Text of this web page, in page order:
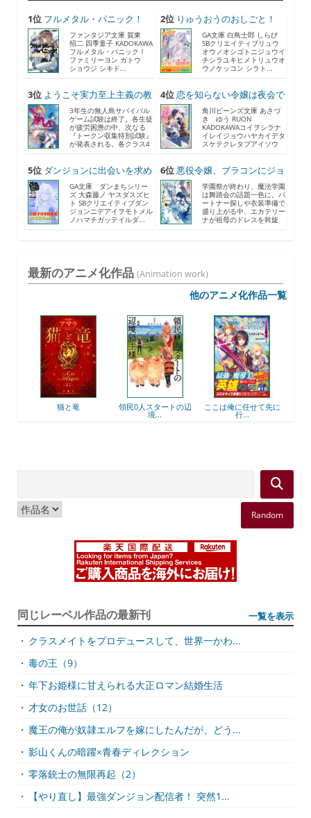
1位 フルメタル・パニック！
F...
ファンタジア文庫 賀東
招二 四季童子 KADOKAWA
フルメタル・パニック！
ファミリーヨン ガトウ
ショウジ シキド...
2位 りゅうおうのおしごと！
21...
GA文庫 白鳥士郎 しらび
SBクリエイティブリュウ
オウノオシゴトニジュウイ
チシラユキヒメトリュウオ
ウノケッコン シラト...
3位 ようこそ実力至上主義の教
室...
3年生の無人島サバイバル
ゲーム試験は終了。各生徒
が疲労困憊の中、次なる
『トークン収集特別試験』
が発表される。各クラス4
4位恋を知らない令嬢は夜会で
助...
角川ビーンズ文庫 あさづ
き ゆう RUON
KADOKAWAコイヲシラナ
イレイジョウハヤカイデタ
スケテクレタブアイソウ
5位 ダンジョンに出会いを求め
る...
GA文庫 ダンまちシリー
ズ 大森藤ノ ヤスダスズヒ
ト SBクリエイティブダン
ジョンニデアイヲモトメル
ノハマチガッテイルダ...
6位悪役令嬢、ブラコンにジョ
ブ...
学園祭が終わり、魔法学園
は舞踏会の話題一色に。パ
ートナー探しや衣装準備で
盛り上がる中、エカテリー
ナが祖母のドレスを斡旋
最新のアニメ化作品 (Animation work)
他のアニメ化作品一覧
猫と竜 領民0人スタートの辺
境...
ここは俺に任せて先に
行...
Random
同じレーベル作品の最新刊 一覧を表示
・ クラスメイトをプロデュースして、世界一かわ...
・ 毒の王（9）
・ 年下お姫様に甘えられる大正ロマン結婚生活
・ 才女のお世話（12）
・ 魔王の俺が奴隷エルフを嫁にしたんだが、どう...
・ 影山くんの暗躍×青春ディレクション
・ 零落銃士の無限再起（2）
・
【やり直し】最強ダンジョン配信者！ 突然1...